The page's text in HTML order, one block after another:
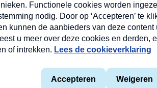
Privacyverklaring Cookieverklaring